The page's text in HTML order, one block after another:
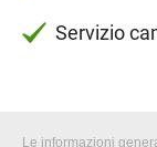
Servizio
Le informazioni